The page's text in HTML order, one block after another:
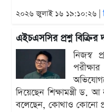
২০২৬ জুলাই ১৬ ১৯:১০:২৬ |
এইচএসসির প্রশ্ন বিক্রির
নিজস্ব
পরীক্ষার
দিয়েছেন শিক্ষামন্ত্রী
বলেছেন, কোথাও কোনো